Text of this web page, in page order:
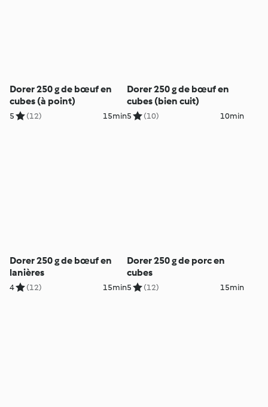
Dorer 250 g de bœuf en
cubes (à point)
5 (12) 15min
Dorer 250 g de bœuf en
cubes (bien cuit)
5 (10) 10min
Dorer 250 g de bœuf en
lanières
4 (12) 15min
Dorer 250 g de porc en
cubes
5 (12) 15min